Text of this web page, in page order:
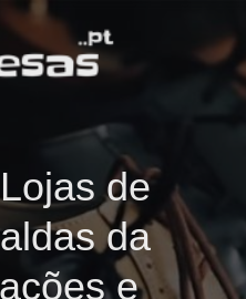
de
da
e